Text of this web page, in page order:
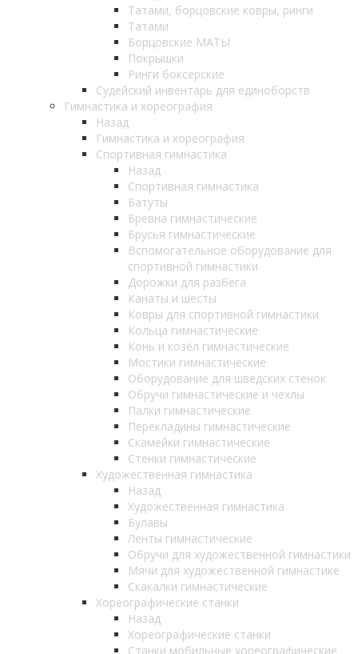
Татами, борцовские ковры, ринги
Татами
Борцовские МАТЫ
Покрышки
Ринги боксерские
Судейский инвентарь для единоборств
Гимнастика и хореография
Назад
Гимнастика и хореография
Спортивная гимнастика
Назад
Спортивная гимнастика
Батуты
Бревна гимнастические
Брусья гимнастические
Вспомогательное оборудование для
спортивной гимнастики
Дорожки для разбега
Канаты и шесты
Ковры для спортивной гимнастики
Кольца гимнастические
Конь и козёл гимнастические
Мостики гимнастические
Оборудование для шведских стенок
Обручи гимнастические и чехлы
Палки гимнастические
Перекладины гимнастические
Скамейки гимнастические
Стенки гимнастические
Художественная гимнастика
Назад
Художественная гимнастика
Булавы
Ленты гимнастические
Обручи для художественной гимнастики
Мячи для художественной гимнастике
Скакалки гимнастические
Хореографические станки
Назад
Хореографические станки
Станки мобильные хореографические